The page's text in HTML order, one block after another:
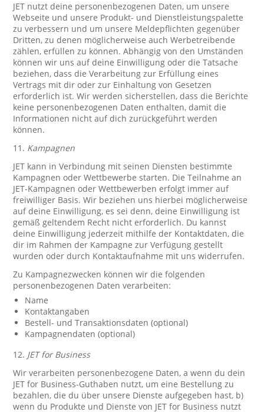
JET nutzt deine personenbezogenen Daten, um unsere
Webseite und unsere Produkt- und Dienstleistungspalette
zu verbessern und um unsere Meldepflichten gegenüber
Dritten, zu denen möglicherweise auch Werbetreibende
zählen, erfüllen zu können. Abhängig von den Umständen
können wir uns auf deine Einwilligung oder die Tatsache
beziehen, dass die Verarbeitung zur Erfüllung eines
Vertrags mit dir oder zur Einhaltung von Gesetzen
erforderlich ist. Wir werden sicherstellen, dass die Berichte
keine personenbezogenen Daten enthalten, damit die
Informationen nicht auf dich zurückgeführt werden
können.
11. Kampagnen
JET kann in Verbindung mit seinen Diensten bestimmte
Kampagnen oder Wettbewerbe starten. Die Teilnahme an
JET-Kampagnen oder Wettbewerben erfolgt immer auf
freiwilliger Basis. Wir beziehen uns hierbei möglicherweise
auf deine Einwilligung, es sei denn, deine Einwilligung ist
gemäß geltendem Recht nicht erforderlich. Du kannst
deine Einwilligung jederzeit mithilfe der Kontaktdaten, die
dir im Rahmen der Kampagne zur Verfügung gestellt
wurden oder durch Kontaktaufnahme mit uns widerrufen.
Zu Kampagnezwecken können wir die folgenden
personenbezogenen Daten verarbeiten:
Name
Kontaktangaben
Bestell- und Transaktionsdaten (optional)
Kampagnendaten (optional)
12. JET for Business
Wir verarbeiten personenbezogene Daten, a wenn du dein
JET for Business-Guthaben nutzt, um eine Bestellung zu
bezahlen, die du über unsere Dienste aufgegeben hast, b)
wenn du Produkte und Dienste von JET for Business nutzt